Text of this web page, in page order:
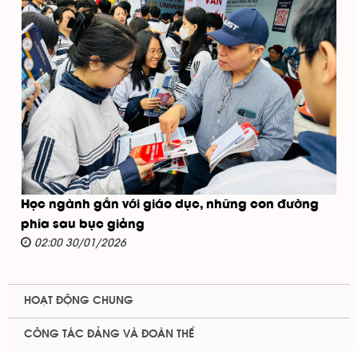
Học ngành gắn với giáo dục, những con đường
phía sau bục giảng
02:00 30/01/2026
HOẠT ĐỘNG CHUNG
CÔNG TÁC ĐẢNG VÀ ĐOÀN THỂ